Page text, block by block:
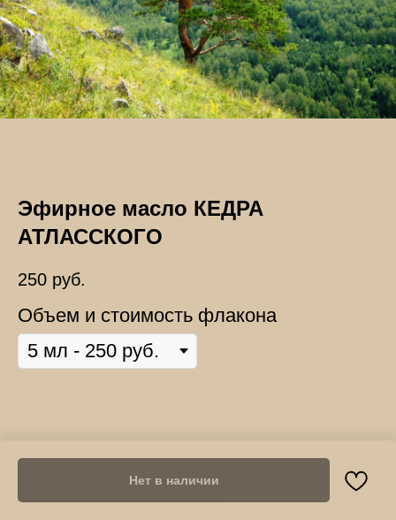
Эфирное масло КЕДРА
АТЛАССКОГО
250 руб.
Объем и стоимость флакона
Нет в наличии